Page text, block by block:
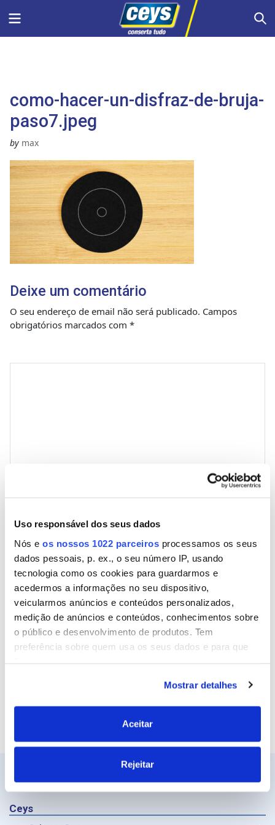
Uso responsável dos seus dados
Nós e os nossos 1022 parceiros processamos os seus
dados pessoais, p. ex., o seu número IP, usando
tecnologia como os cookies para guardarmos e
acedermos a informações no seu dispositivo,
veicularmos anúncios e conteúdos personalizados,
medição de anúncios e conteúdos, conhecimentos sobre
o público e desenvolvimento de produtos. Tem
preferência sobre quem usa os seus dados e para que
Se permitir, gostaríamos também de:
Recolher informações sobre a sua localização
geográfica as quais podem ter uma precisão de
ativa as características específicas (impressão
digital)
processados e defina as suas preferências nasecção de
Mostrar detalhes
Aceitar
Rejeitar
Menu
como-hacer-un-disfraz-de-bruja-
paso7.jpeg
by max
Deixe um comentário
O seu endereço de email não será publicado. Campos
obrigatórios marcados com *
Email
Site
Ceys